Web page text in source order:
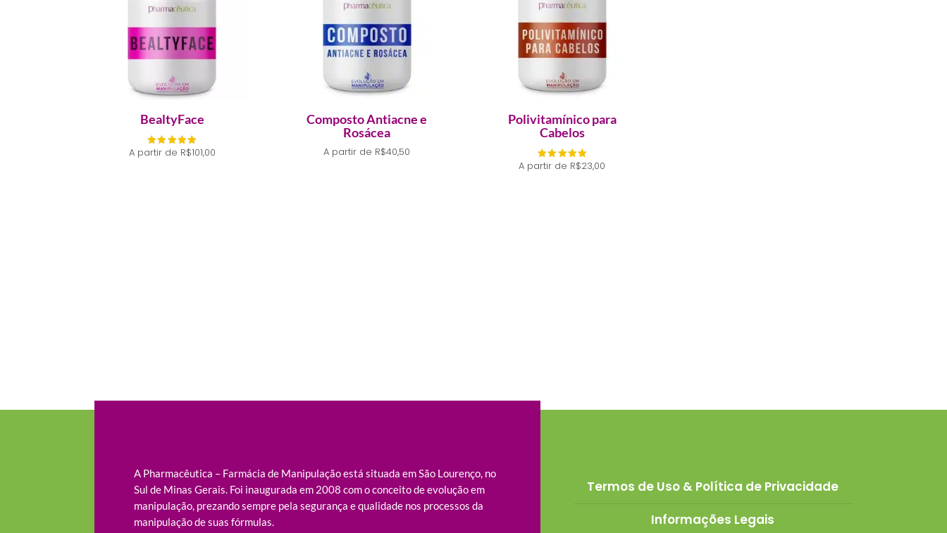
BealtyFace
Avaliação
A partir de R$101,00
Composto Antiacne e
Rosácea
A partir de R$40,50
Polivitamínico para
Cabelos
Avaliação
A partir de R$23,00
A Pharmacêutica – Farmácia de Manipulação está situada em São Lourenço, no
Sul de Minas Gerais. Foi inaugurada em 2008 com o conceito de evolução em
manipulação, prezando sempre pela segurança e qualidade nos processos da
manipulação de suas fórmulas.
Termos de Uso & Política de Privacidade
Informações Legais